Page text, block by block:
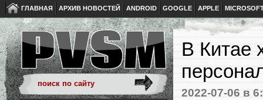
ГЛАВНАЯ АРХИВ НОВОСТЕЙ ANDROID GOOGLE APPLE
В Китае
2022-07-06 в